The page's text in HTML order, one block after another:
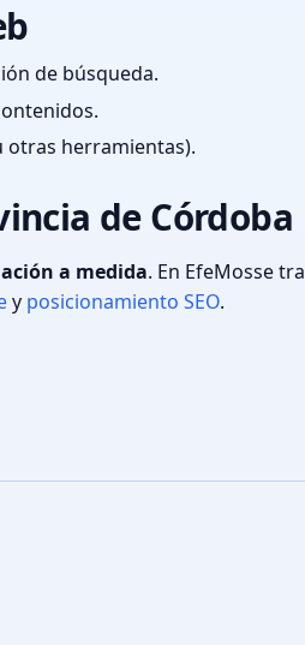
de búsqueda.
otras herramientas).
de Córdoba
a medida. En EfeMosse
y posicionamiento SEO.